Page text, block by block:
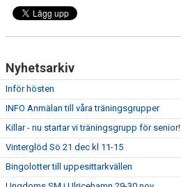
Nyhetsarkiv
Inför hösten
INFO Anmälan till våra träningsgrupper
Killar - nu startar vi träningsgrupp för senior!
Vinterglöd Sö 21 dec kl 11-15
Bingolotter till uppesittarkvällen